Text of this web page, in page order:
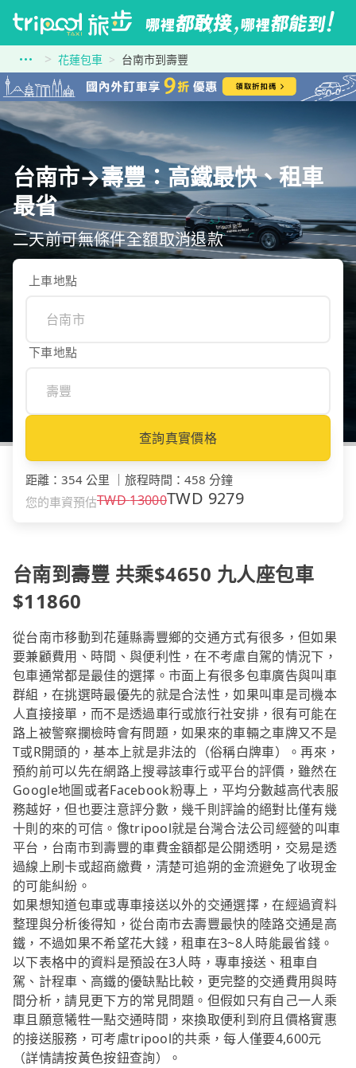
花蓮包車 台南市到壽豐
台南市→壽豐：高鐵最快、租車
最省
二天前可無條件全額取消退款
上車地點
下車地點
查詢真實價格
距離 ： 354 公里 旅程時間 ： 458 分鐘
您的車資預估TWD13000TWD 9279
台南到壽豐 共乘$4650 九人座包車
$11860
從台南市移動到花蓮縣壽豐鄉的交通方式有很多，但如果
要兼顧費用、時間、與便利性，在不考慮自駕的情況下，
包車通常都是最佳的選擇。市面上有很多包車廣告與叫車
群組，在挑選時最優先的就是合法性，如果叫車是司機本
人直接接單，而不是透過車行或旅行社安排，很有可能在
路上被警察攔檢時會有問題，如果來的車輛之車牌又不是
T或R開頭的，基本上就是非法的（俗稱白牌車）。再來，
預約前可以先在網路上搜尋該車行或平台的評價，雖然在
Google地圖或者Facebook粉專上，平均分數越高代表服
務越好，但也要注意評分數，幾千則評論的絕對比僅有幾
十則的來的可信。像tripool就是台灣合法公司經營的叫車
平台，台南市到壽豐的車費金額都是公開透明，交易是透
過線上刷卡或超商繳費，清楚可追朔的金流避免了收現金
的可能糾紛。
如果想知道包車或專車接送以外的交通選擇，在經過資料
整理與分析後得知，從台南市去壽豐最快的陸路交通是高
鐵，不過如果不希望花大錢，租車在3~8人時能最省錢。
以下表格中的資料是預設在3人時，專車接送、租車自
駕、計程車、高鐵的優缺點比較，更完整的交通費用與時
間分析，請見更下方的常見問題。但假如只有自己一人乘
車且願意犧牲一點交通時間，來換取便利到府且價格實惠
的接送服務，可考慮tripool的共乘，每人僅要4,600元
（詳情請按黃色按鈕查詢）。